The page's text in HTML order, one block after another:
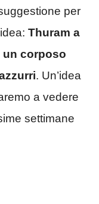
per
Thuram a
un corposo
. Un’idea
a vedere
settimane